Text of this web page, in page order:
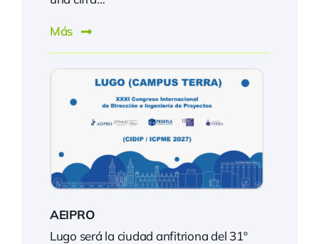
Más
AEIPRO
Lugo será la ciudad anfitriona del 31º